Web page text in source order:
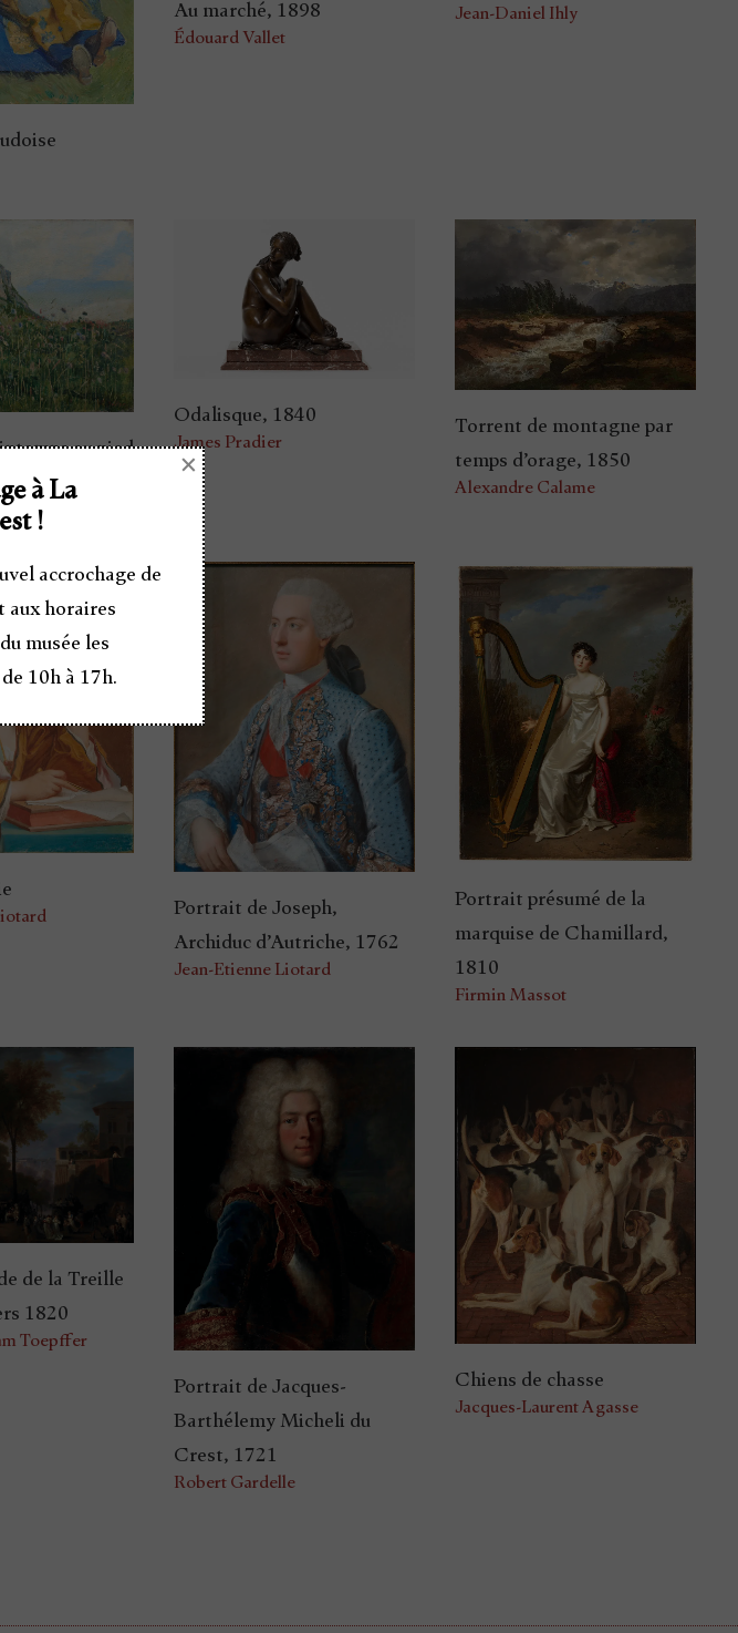
Au marché, 1898
Édouard Vallet
Jean-Daniel Ihly
au pied
Odalisque, 1840
James Pradier
Torrent de montagne par
temps d’orage, 1850
Alexandre Calame
Portrait de Joseph,
Archiduc d’Autriche, 1762
Jean-Etienne Liotard
Portrait présumé de la
marquise de Chamillard,
1810
Firmin Massot
de la Treille
1820
Toepffer
Portrait de Jacques-
Barthélemy Micheli du
Crest, 1721
Robert Gardelle
Chiens de chasse
Jacques-Laurent Agasse
à La
!
accrochage de
aux horaires
musée les
10h à 17h.
×